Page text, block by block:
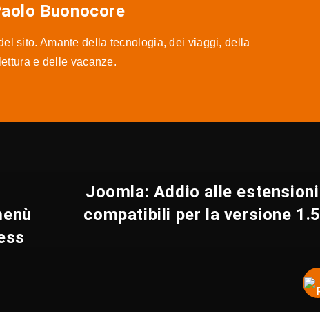
Buonocore
sito. Amante della tecnologia, dei viaggi, della
lettura e delle vacanze.
Joomla: Addio alle estensioni
compatibili per la versione 1.5